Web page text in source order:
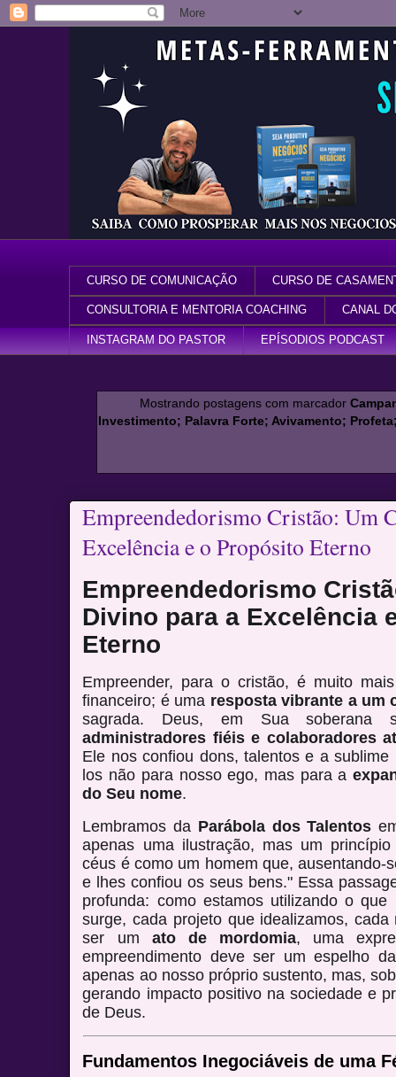
CURSO DE COMUNICAÇÃO CURSO DE
CONSULTORIA E MENTORIA COACHING CANAL
INSTAGRAM DO PASTOR EPÍSODIOS PODCAST
Mostrando postagens com marcador
Investimento; Palavra Forte; Avivamento;
Empreendedorismo Cristão: Um
Excelência e o Propósito Eterno
Empreendedorismo
Divino para a Excelência
Eterno
Empreender, para o cristão, é muito
financeiro; é uma resposta vibrante a um
sagrada. Deus, em Sua soberana
administradores fiéis e colaboradores
Ele nos confiou dons, talentos e a
los não para nosso ego, mas para a
do Seu nome.
Lembramos da Parábola dos Talentos
apenas uma ilustração, mas um
céus é como um homem que, ausentando-
e lhes confiou os seus bens." Essa
profunda: como estamos utilizando o
surge, cada projeto que idealizamos,
ser um ato de mordomia, uma
empreendimento deve ser um espelho
apenas ao nosso próprio sustento, mas,
gerando impacto positivo na sociedade e
de Deus.
Fundamentos Inegociáveis de uma